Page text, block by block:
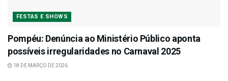
FESTAS E SHOWS
Pompéu: Denúncia ao Ministério Público aponta
possíveis irregularidades no Carnaval 2025
18 DE MARÇO DE 2026